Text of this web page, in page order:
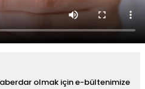
olmak için e-bültenimize